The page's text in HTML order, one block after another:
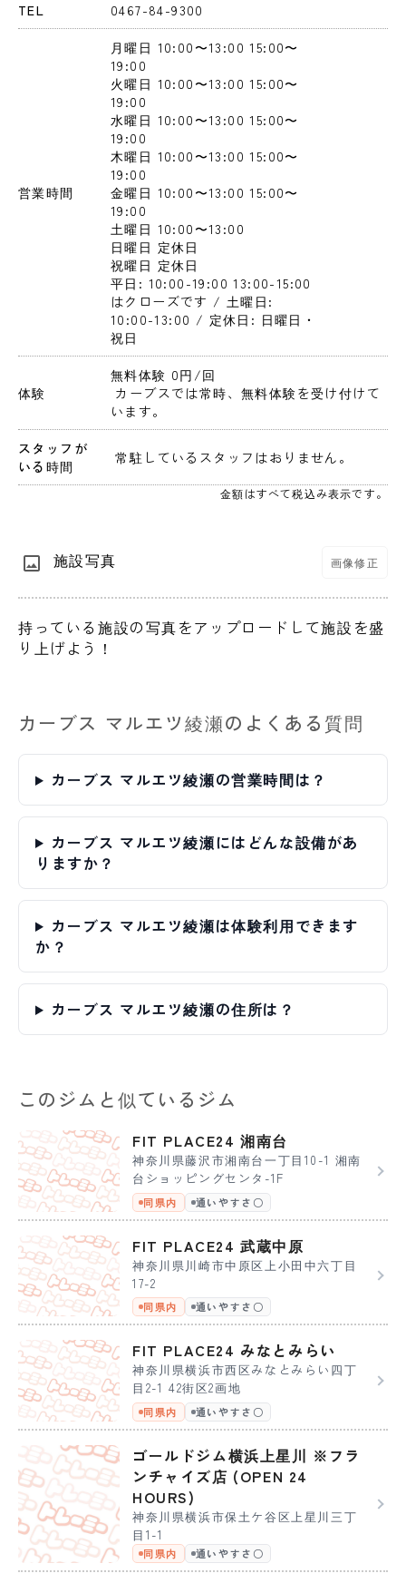
TEL 0467-84-9300
営業時間
月曜日 10:00〜13:00 15:00〜
19:00
火曜日 10:00〜13:00 15:00〜
19:00
水曜日 10:00〜13:00 15:00〜
19:00
木曜日 10:00〜13:00 15:00〜
19:00
金曜日 10:00〜13:00 15:00〜
19:00
土曜日 10:00〜13:00
日曜日 定休日
祝曜日 定休日
平日: 10:00-19:00 13:00-15:00
はクローズです / 土曜日:
10:00-13:00 / 定休日: 日曜日・
祝日
体験
無料体験 0円 /回
います。
スタッフが
いる時間
常駐しているスタッフはおりません。
金額はすべて税込み表示です。
施設写真 画像修正
持っている施設の写真をアップロードして施設を盛
り上げよう！
カーブス マルエツ綾瀬のよくある質問
カーブス マルエツ綾瀬の営業時間は？
カーブス マルエツ綾瀬にはどんな設備があ
りますか？
カーブス マルエツ綾瀬は体験利用できます
か？
カーブス マルエツ綾瀬の住所は？
このジムと似ているジム
FIT PLACE24 湘南台
神奈川県藤沢市湘南台一丁目10-1 湘南
台ショッピングセンタ-1F
同県内 通いやすさ〇
FIT PLACE24 武蔵中原
神奈川県川崎市中原区上小田中六丁目
17-2
同県内 通いやすさ〇
FIT PLACE24 みなとみらい
神奈川県横浜市西区みなとみらい四丁
目2-1 42街区2画地
同県内 通いやすさ〇
ゴールドジム横浜上星川 ※フラ
ンチャイズ店 (OPEN 24
HOURS)
神奈川県横浜市保土ケ谷区上星川三丁
目1-1
同県内 通いやすさ〇